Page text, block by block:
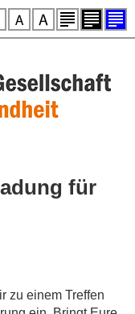
für
zu einem Treffen